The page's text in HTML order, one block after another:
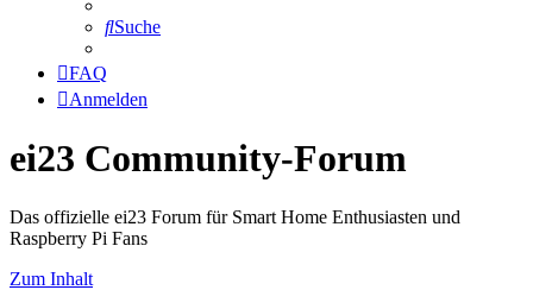
Suche
FAQ
Anmelden
ei23 Community-Forum
Das offizielle ei23 Forum für Smart Home Enthusiasten und
Raspberry Pi Fans
Zum Inhalt